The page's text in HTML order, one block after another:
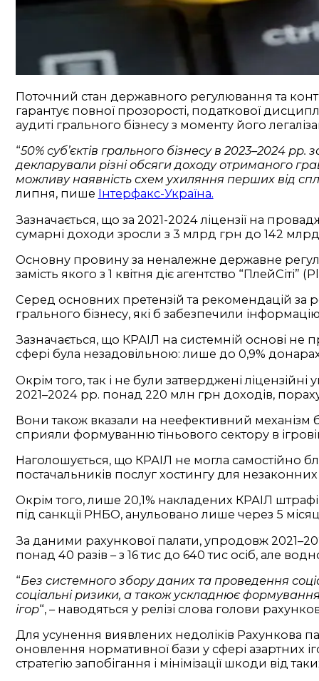
Поточний стан державного регулювання та
гарантує повної прозорості, податкової
аудиті грального бізнесу з моменту його
“50% суб’єктів грального бізнесу в 2023–2024
декларували різні обсяги доходу отриманого
можливу наявність схем ухиляння перших від
липня, пише Інтерфакс-Україна.
Зазначається, що за 2021-2024 ліцензії на
сумарні доходи зросли з 3 млрд грн до 142
Основну провину за неналежне державне
замість якого з 1 квітня діє агентство
Серед основних претензій та рекомендацій за
грального бізнесу, які б забезпечили
Зазначається, що КРАІЛ на системній основі не
сфері була незадовільною: лише до 0,9%
Окрім того, так і не були затверджені
2021–2024 рр. понад 220 млн грн доходів,
Вони також вказали на неефективний механізм
сприяли формуванню тіньового сектору в
Наголошується, що КРАІЛ не могла самостійно
постачальників послуг хостингу для
Окрім того, лише 20,1% накладених КРАІЛ
під санкції РНБО, анульовано лише через 5
За даними рахункової палати, упродовж
понад 40 разів – з 16 тис до 640 тис осіб, але
“Без системного збору даних та проведення
соціальні ризики, а також ускладнює
ігор“, – наводяться у релізі слова голови
Для усунення виявлених недоліків Рахункова
оновлення нормативної бази у сфері азартних
стратегію запобігання і мінімізації шкоди від